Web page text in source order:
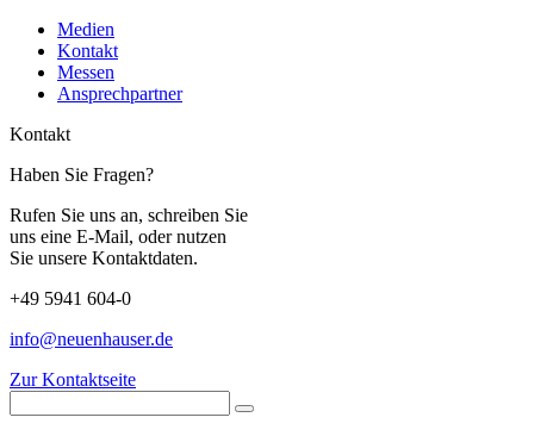
Medien
Kontakt
Messen
Ansprechpartner
Kontakt
Haben Sie Fragen?
Rufen Sie uns an, schreiben Sie
uns eine E-Mail, oder nutzen
Sie unsere Kontaktdaten.
+49 5941 604-0
info@neuenhauser.de
Zur Kontaktseite